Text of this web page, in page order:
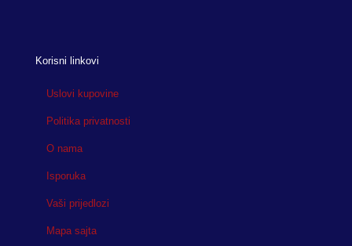
Korisni linkovi
Uslovi kupovine
Politika privatnosti
O nama
Isporuka
Vaši prijedlozi
Mapa sajta